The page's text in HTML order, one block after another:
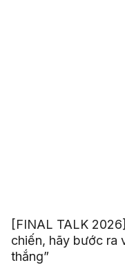
[FINAL TALK
chiến, hãy bước ra
thắng”